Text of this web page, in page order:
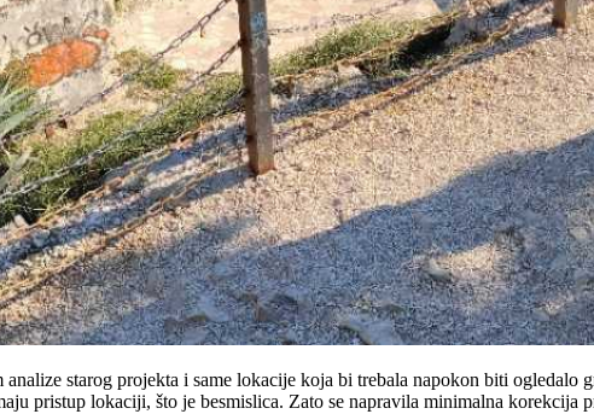
starog projekta i same lokacije koja bi trebala napokon biti
pristup lokaciji, što je besmislica. Zato se napravila minimalna korekcija